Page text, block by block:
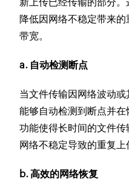
新上传已经传输的部分。
降低因网络不稳定带来
带宽。
a. 自动检测断点
当文件传输因网络波动
能够自动检测到断点并
功能使得长时间的文件
网络不稳定导致的重复上
b. 高效的网络恢复